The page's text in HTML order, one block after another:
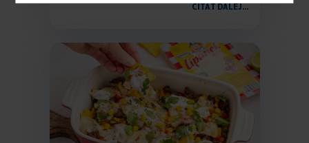
ČÍTAŤ ĎALEJ...